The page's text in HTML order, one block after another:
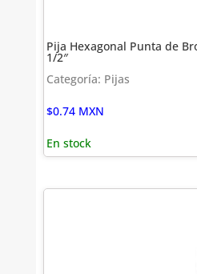
Pija Hexagonal Punta de
1/2″
Categoría: Pijas
$0.74 MXN
En stock